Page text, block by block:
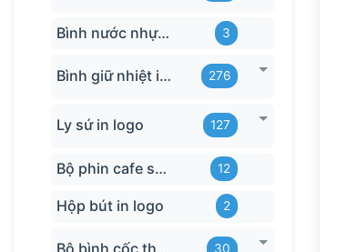
Bình nước nhựa TQ 3
Bình giữ nhiệt in logo 276
Ly sứ in logo 127
Bộ phin cafe sứ Bát Tràng 12
Hộp bút in logo 2
30